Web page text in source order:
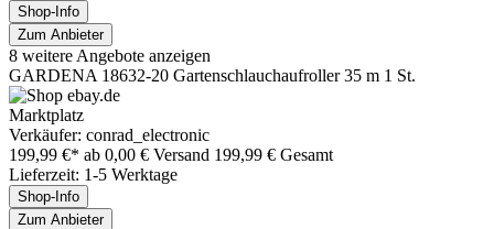
Shop-Info
Zum Anbieter
8 weitere Angebote anzeigen
GARDENA 18632-20 Gartenschlauchaufroller 35 m 1 St.
Marktplatz
Verkäufer: conrad_electronic
199,99 €* ab 0,00 € Versand 199,99 € Gesamt
Lieferzeit: 1-5 Werktage
Shop-Info
Zum Anbieter